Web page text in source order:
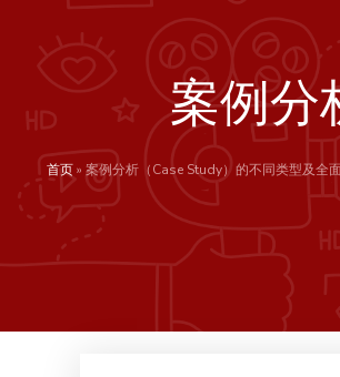
案例分
首页» 案例分析（Case Study）的不同类型及全